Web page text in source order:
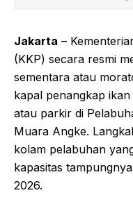
Jakarta –
(KKP) secara resmi
sementara atau
kapal penangkap
atau parkir di
Muara Angke.
kolam pelabuhan
kapasitas
2026.